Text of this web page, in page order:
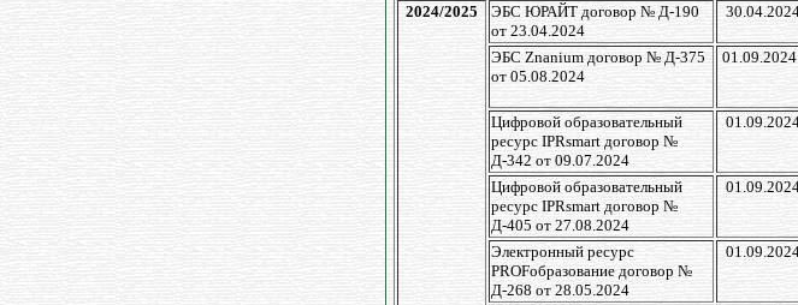
2024/2025
ЭБС ЮРАЙТ договор № Д-190
от 23.04.2024
ЭБС Znanium договор № Д-375
от 05.08.2024
Цифровой образовательный
ресурс IPRsmart договор №
Д-342 от 09.07.2024
Цифровой образовательный
ресурс IPRsmart договор №
Д-405 от 27.08.2024
Электронный ресурс
PROFобразование договор №
Д-268 от 28.05.2024